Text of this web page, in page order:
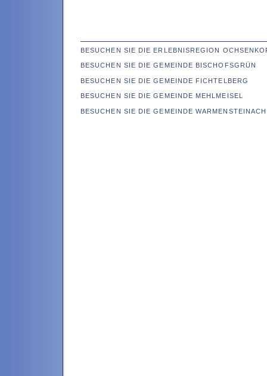
BESUCHEN SIE DIE ERLEBNISREGION
BESUCHEN SIE DIE GEMEINDE BISCHOFSGRÜN
BESUCHEN SIE DIE GEMEINDE FICHTELBERG
BESUCHEN SIE DIE GEMEINDE MEHLMEISEL
BESUCHEN SIE DIE GEMEINDE WARMENSTEINACH